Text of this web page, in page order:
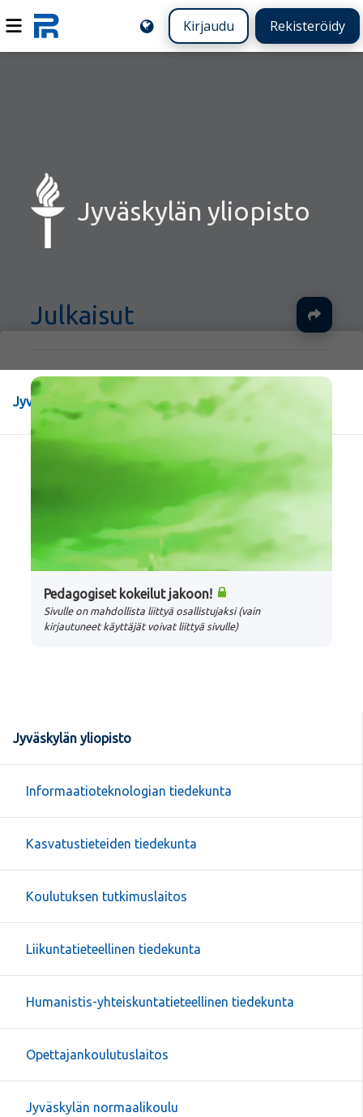
Kirjaudu Rekisteröidy
Jyväskylän yliopisto
Jyväskylän yliopisto Julkaisut
Julkaisut
Pedagogiset kokeilut jakoon!
Sivulle on mahdollista liittyä osallistujaksi (vain
kirjautuneet käyttäjät voivat liittyä sivulle)
Jyväskylän yliopisto
Informaatioteknologian tiedekunta
Kasvatustieteiden tiedekunta
Koulutuksen tutkimuslaitos
Liikuntatieteellinen tiedekunta
Humanistis-yhteiskuntatieteellinen tiedekunta
Opettajankoulutuslaitos
Jyväskylän normaalikoulu